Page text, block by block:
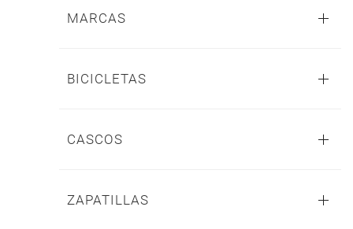
MARCAS
BICICLETAS
CASCOS
ZAPATILLAS